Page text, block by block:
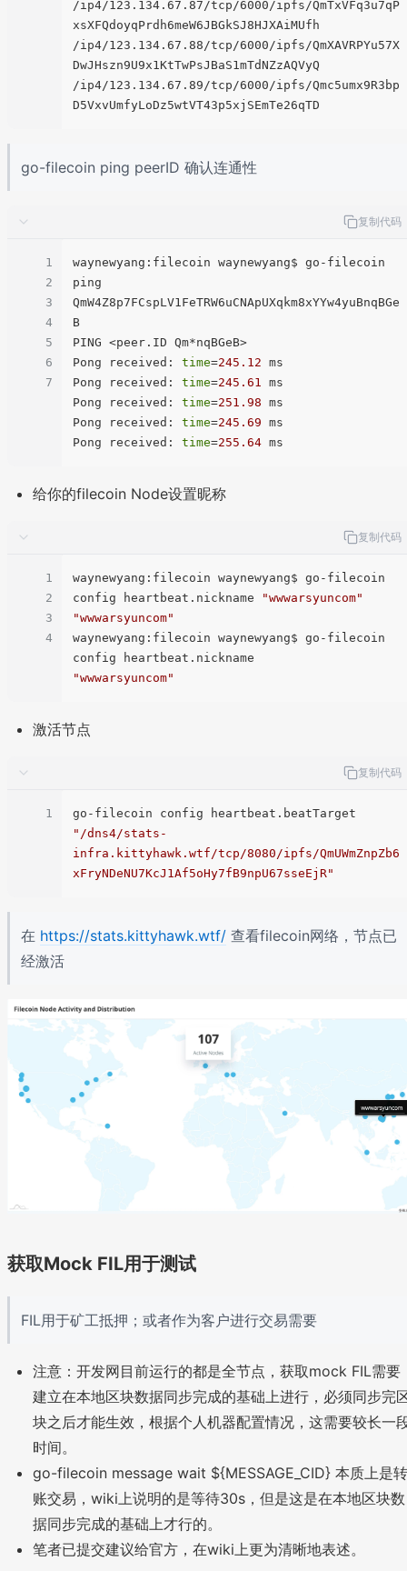
/ip4/123.134.67.87/tcp/6000/ipfs/QmTxVFq3u7qP
xsXFQdoyqPrdh6meW6JBGkSJ8HJXAiMUfh
/ip4/123.134.67.88/tcp/6000/ipfs/QmXAVRPYu57X
DwJHszn9U9x1KtTwPsJBaS1mTdNZzAQVyQ
/ip4/123.134.67.89/tcp/6000/ipfs/Qmc5umx9R3bp
go-filecoin ping peerID 确认连通性
复制代码
1
2
3
4
5
6
7
waynewyang:filecoin waynewyang$ go-filecoin
ping
QmW4Z8p7FCspLV1FeTRW6uCNApUXqkm8xYYw4yuBnqBGe
B
PING <peer.ID Qm*nqBGeB>
Pong received: time=245.12 ms
Pong received: time=245.61
ms
Pong received: time=251.98 ms
Pong received: time=245.69 ms
Pong received: time=255.64
给你的filecoin Node设置昵称
复制代码
1
2
3
4
waynewyang:filecoin waynewyang$ go-filecoin
config heartbeat.nickname
"wwwarsyuncom"
"wwwarsyuncom"
waynewyang:filecoin waynewyang$ go-filecoin
"wwwarsyuncom"
激活节点
复制代码
1
"/dns4/stats-
infra.kittyhawk.wtf/tcp/8080/ipfs/QmUWmZnpZb6
xFryNDeNU7KcJ1Af5oHy7fB9npU67sseEjR"
在 https://stats.kittyhawk.wtf/ 查看filecoin网络，节点已
经激活
获取Mock FIL用于测试
FIL用于矿工抵押；或者作为客户进行交易需要
注意：开发网目前运行的都是全节点，获取mock FIL需要
建立在本地区块数据同步完成的基础上进行，必须同步完
块之后才能生效，根据个人机器配置情况，这需要较长一
时间。
go-filecoin message wait ${MESSAGE_CID} 本质上是转
账交易，wiki上说明的是等待30s，但是这是在本地区块数
据同步完成的基础上才行的。
笔者已提交建议给官方，在wiki上更为清晰地表述。